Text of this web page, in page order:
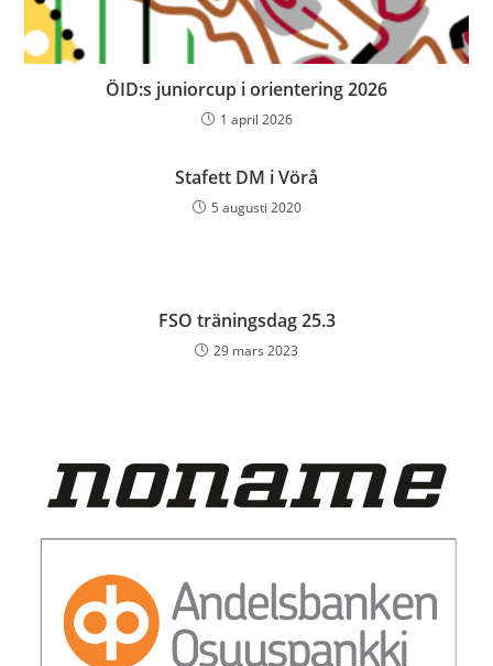
ÖID:s juniorcup i orientering 2026
1 april 2026
Stafett DM i Vörå
5 augusti 2020
FSO träningsdag 25.3
29 mars 2023